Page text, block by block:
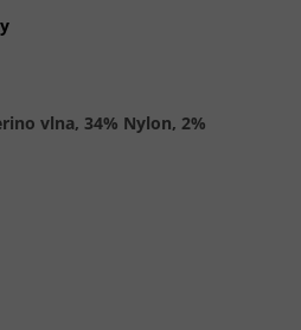
vlna, 34% Nylon, 2%